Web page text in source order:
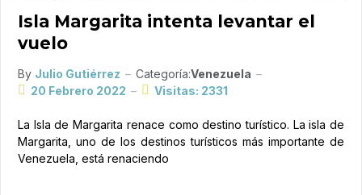
Isla Margarita intenta levantar el
vuelo
By Julio Gutiérrez Categoría:Venezuela
20 Febrero 2022
Visitas: 2331
La Isla de Margarita renace como destino turístico. La isla de
Margarita, uno de los destinos turísticos más importante de
Venezuela, está renaciendo